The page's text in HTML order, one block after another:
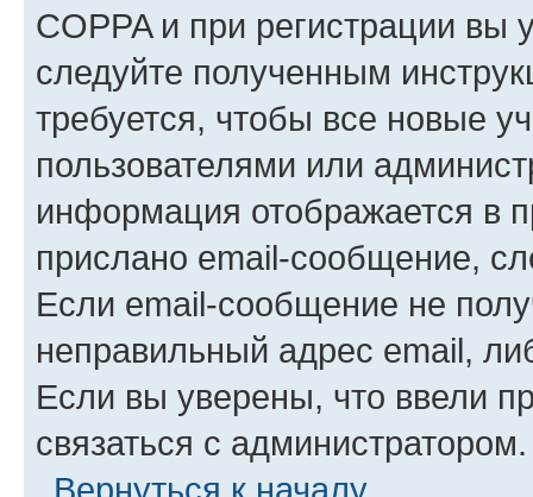
COPPA и при регистрации вы
следуйте полученным
требуется, чтобы все новые
пользователями или
информация отображается в
прислано email-сообщение,
Если email-сообщение не
неправильный адрес email,
Если вы уверены, что ввели
связаться с администратором.
Вернуться к началу